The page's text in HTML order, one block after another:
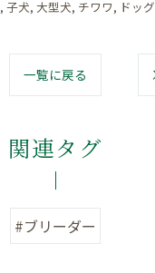
子犬 大型犬 チワワ ドッ
一覧に戻る
関連タグ
#ブリーダー